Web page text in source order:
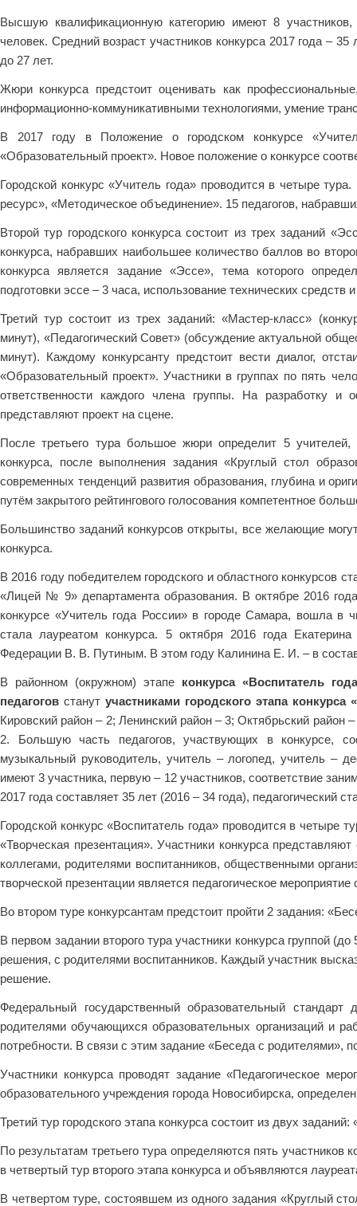
Высшую квалификационную категорию имеют 8
человек. Средний возраст участников конкурса 2017 года –
до 27 лет.
Жюри конкурса предстоит оценивать как
информационно-коммуникативными технологиями, умение
В 2017 году в Положение о городском конкурсе
«Образовательный проект». Новое положение о конкурсе
Городской конкурс «Учитель года» проводится в четыре
ресурс», «Методическое объединение». 15 педагогов,
Второй тур городского конкурса состоит из трех заданий
конкурса, набравших наибольшее количество баллов во
конкурса является задание «Эссе», тема которого
подготовки эссе – 3 часа, использование технических
Третий тур состоит из трех заданий: «Мастер-класс»
минут), «Педагогический Совет» (обсуждение актуальной
минут). Каждому конкурсанту предстоит вести диалог,
«Образовательный проект». Участники в группах по пять
ответственности каждого члена группы. На разработку
представляют проект на сцене.
После третьего тура большое жюри определит 5
конкурса, после выполнения задания «Круглый стол
современных тенденций развития образования, глубина и
путём закрытого рейтингового голосования компетентное
Большинство заданий конкурсов открыты, все желающие
конкурса.
В 2016 году победителем городского и областного конкурсов
«Лицей № 9» департамента образования. В октябре 2016
конкурсе «Учитель года России» в городе Самара, вошла в
стала лауреатом конкурса. 5 октября 2016 года
Федерации В. В. Путиным. В этом году Калинина Е. И. – в
В районном (окружном) этапе конкурса «Воспитатель
педагоговстанут участниками городского этапа конкурса
Кировский район – 2; Ленинский район – 3; Октябрьский
2. Большую часть педагогов, участвующих в конкурсе,
музыкальный руководитель, учитель – логопед, учитель –
имеют 3 участника, первую – 12 участников, соответствие
2017 года составляет 35 лет (2016 – 34 года), педагогический
Городской конкурс «Воспитатель года» проводится в четыре
«Творческая презентация». Участники конкурса
коллегами, родителями воспитанников, общественными
творческой презентации является педагогическое мероприятие
Во втором туре конкурсантам предстоит пройти 2 задания:
В первом задании второго тура участники конкурса группой
решения, с родителями воспитанников. Каждый участник
решение.
Федеральный государственный образовательный
родителями обучающихся образовательных организаций и
потребности. В связи с этим задание «Беседа с родителями»,
Участники конкурса проводят задание «Педагогическое
образовательного учреждения города Новосибирска,
Третий тур городского этапа конкурса состоит из двух
По результатам третьего тура определяются пять
в четвертый тур второго этапа конкурса и объявляются
В четвертом туре, состоявшем из одного задания «Круглый